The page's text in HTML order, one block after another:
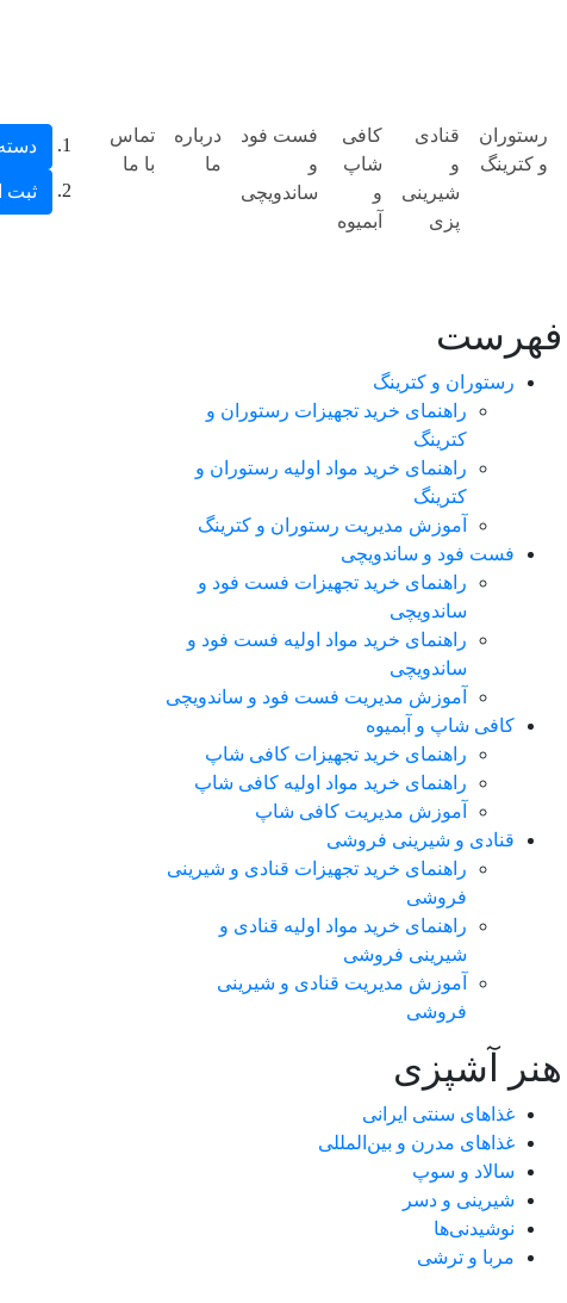
رستوران
و کترینگ
قنادی
و
شیرینی
پزی
کافی
شاپ
و
آبمیوه
فست فود
و
ساندویچی
درباره
ما
تماس
با ما
ثبت
فهرست
رستوران و کترینگ
راهنمای خرید تجهیزات رستوران و
کترینگ
راهنمای خرید مواد اولیه رستوران و
کترینگ
آموزش مدیریت رستوران و کترینگ
فست فود و ساندویچی
راهنمای خرید تجهیزات فست فود و
ساندویچی
راهنمای خرید مواد اولیه فست فود و
ساندویچی
آموزش مدیریت فست فود و ساندویچی
کافی شاپ و آبمیوه
راهنمای خرید تجهیزات کافی شاپ
راهنمای خرید مواد اولیه کافی‌ شاپ‌
آموزش مدیریت کافی شاپ
قنادی و شیرینی فروشی
راهنمای خرید تجهیزات قنادی و شیرینی
فروشی
راهنمای خرید مواد اولیه قنادی و
شیرینی فروشی
آموزش مدیریت قنادی و شیرینی
فروشی
هنر آشپزی
غذاهای سنتی ایرانی
غذاهای مدرن و بین‌المللی
سالاد و سوپ
شیرینی و دسر
نوشیدنی‌ها
مربا و ترشی